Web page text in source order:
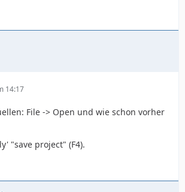
14:17
File -> Open und wie schon vorher
"save project" (F4).